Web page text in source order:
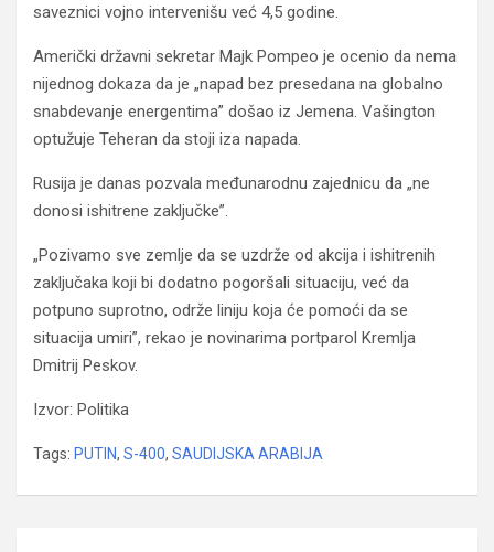
saveznici vojno intervenišu već 4,5 godine.
Američki državni sekretar Majk Pompeo je ocenio da nema
nijednog dokaza da je „napad bez presedana na globalno
snabdevanje energentima” došao iz Jemena. Vašington
optužuje Teheran da stoji iza napada.
Rusija je danas pozvala međunarodnu zajednicu da „ne
donosi ishitrene zaključke”.
„Pozivamo sve zemlje da se uzdrže od akcija i ishitrenih
zaključaka koji bi dodatno pogoršali situaciju, već da
potpuno suprotno, održe liniju koja će pomoći da se
situacija umiri”, rekao je novinarima portparol Kremlja
Dmitrij Peskov.
Izvor: Politika
Tags: PUTIN, S-400, SAUDIJSKA ARABIJA